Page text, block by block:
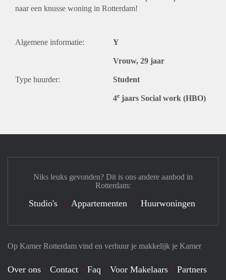
naar een knusse woning in Rotterdam!
Algemene informatie: Y
Vrouw, 29 jaar
Type huurder: Student
4e jaars Social work (HBO)
Op Kamer Rotterdam vind en verhuur je makkelijk je Kamer
Over ons Contact Faq Voor Makelaars Partners
Niks leuks gevonden? Dit is ons andere aanbod in
Rotterdam:
Studio's Appartementen Huurwoningen